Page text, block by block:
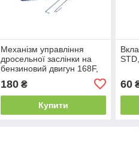
Механізм управління
дросельної заслінки на
бензиновий двигун 168F,
180₴
Купити
60